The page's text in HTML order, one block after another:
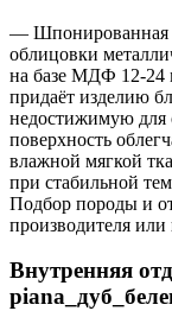
— Шпонированная
облицовки
на базе МДФ 12-24
придаёт изделию
недостижимую для
поверхность
влажной мягкой
при стабильной
Подбор породы и
производителя
Внутренняя